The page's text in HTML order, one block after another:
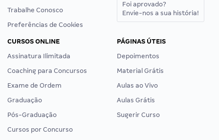
Trabalhe Conosco
Preferências de Cookies
Foi aprovado?
Envie-nos a sua história!
CURSOS ONLINE
Assinatura Ilimitada
Coaching para Concursos
Exame de Ordem
Graduação
Pós-Graduação
Cursos por Concurso
PÁGINAS ÚTEIS
Depoimentos
Material Grátis
Aulas ao Vivo
Aulas Grátis
Sugerir Curso